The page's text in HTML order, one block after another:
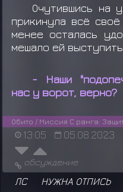
Очутившись на
прикинула всё
менее осталась
мешало ей
- Наши
нас у ворот, верно?
Обито / Миссия С ранга:
13:05 05.08.2023
обсуждение
ЛС НУЖНА ОТПИСЬ